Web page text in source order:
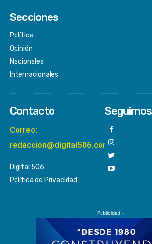
Secciones
Política
Opinión
Nacionales
Internacionales
Contacto
Correo:
redaccion@digital506.com
Digital 506
Política de Privacidad
Seguirnos
- Publicidad -